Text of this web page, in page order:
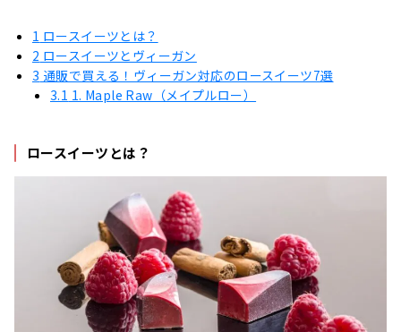
1 ロースイーツとは？
2 ロースイーツとヴィーガン
3 通販で買える！ヴィーガン対応のロースイーツ7選
3.1 1. Maple Raw（メイプルロー）
ロースイーツとは？